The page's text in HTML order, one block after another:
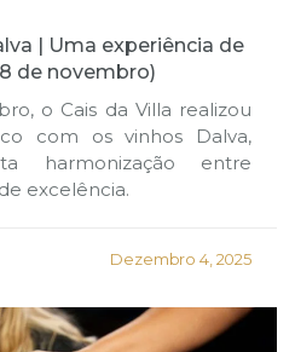
| Uma experiência de
de novembro)
o Cais da Villa realizou
com os vinhos Dalva,
harmonização entre
excelência.
Dezembro 4, 2025